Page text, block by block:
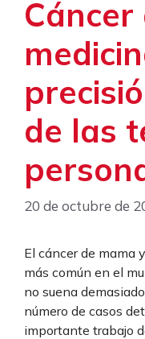
de las
20 de octubre de
El cáncer de mama
más común en el
no suena
número de casos
importante trabajo